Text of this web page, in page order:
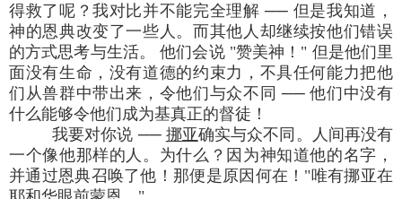
得救了呢？我对比并不能完全理解 ── 但是我知道，
神的恩典改变了一些人。而其他人却继续按他们错误
的方式思考与生活。 他们会说 "赞美神！" 但是他们里
面没有生命，没有道德的约束力，不具任何能力把他
们从兽群中带出来，令他们与众不同 ── 他们中没有
什么能够令他们成为基真正的督徒！
我要对你说 ── 挪亚确实与众不同。人间再没有
一个像他那样的人。为什么？因为神知道他的名字，
并通过恩典召唤了他！那便是原因何在！"唯有挪亚在